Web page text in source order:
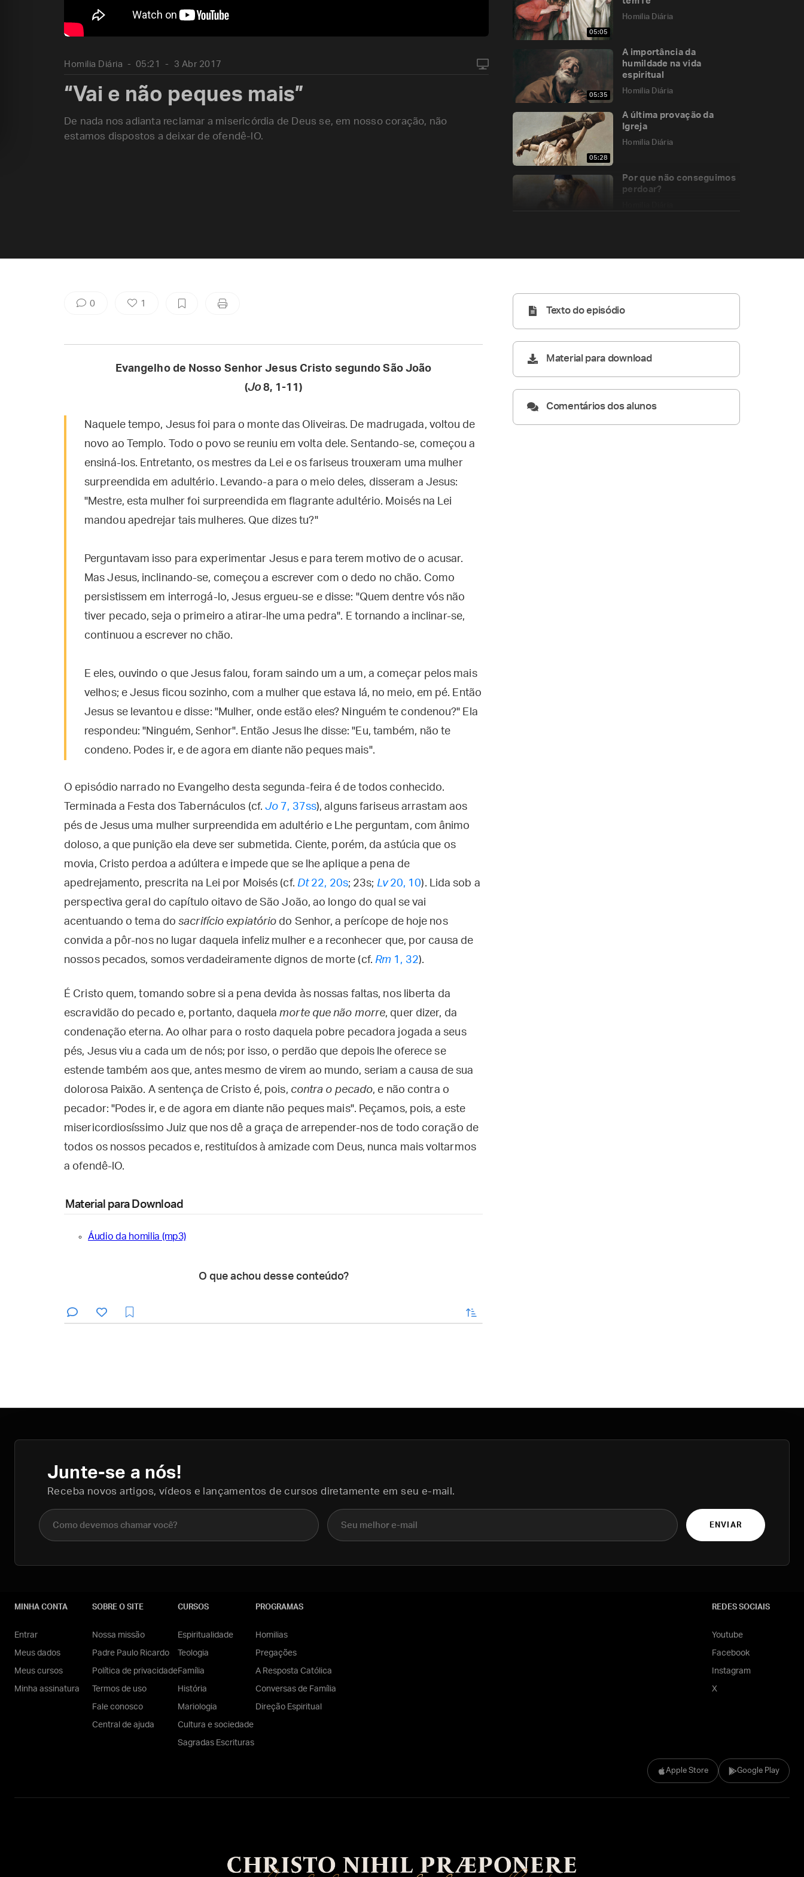
05:05
Homilia Diária
05:35
A importância da
humildade na vida
espiritual
Homilia Diária
05:28
A última provação da
Igreja
Homilia Diária
Por que não conseguimos
perdoar?
Homilia Diária 05:21 3 Abr 2017
“Vai e não peques mais”
De nada nos adianta reclamar a misericórdia de Deus se, em nosso coração, não
estamos dispostos a deixar de ofendê-lO.
0 1
Evangelho de Nosso Senhor Jesus Cristo segundo São João
(Jo8, 1-11)
Naquele tempo, Jesus foi para o monte das Oliveiras. De madrugada, voltou de
novo ao Templo. Todo o povo se reuniu em volta dele. Sentando-se, começou a
ensiná-los. Entretanto, os mestres da Lei e os fariseus trouxeram uma mulher
surpreendida em adultério. Levando-a para o meio deles, disseram a Jesus:
"Mestre, esta mulher foi surpreendida em flagrante adultério. Moisés na Lei
mandou apedrejar tais mulheres. Que dizes tu?"
Perguntavam isso para experimentar Jesus e para terem motivo de o acusar.
Mas Jesus, inclinando-se, começou a escrever com o dedo no chão. Como
persistissem em interrogá-lo, Jesus ergueu-se e disse: "Quem dentre vós não
tiver pecado, seja o primeiro a atirar-lhe uma pedra". E tornando a inclinar-se,
continuou a escrever no chão.
E eles, ouvindo o que Jesus falou, foram saindo um a um, a começar pelos mais
velhos; e Jesus ficou sozinho, com a mulher que estava lá, no meio, em pé. Então
Jesus se levantou e disse: "Mulher, onde estão eles? Ninguém te condenou?" Ela
respondeu: "Ninguém, Senhor". Então Jesus lhe disse: "Eu, também, não te
condeno. Podes ir, e de agora em diante não peques mais".
O episódio narrado no Evangelho desta segunda-feira é de todos conhecido.
Terminada a Festa dos Tabernáculos (cf.Jo 7, 37ss), alguns fariseus arrastam aos
pés de Jesus uma mulher surpreendida em adultério e Lhe perguntam, com ânimo
doloso, a que punição ela deve ser submetida. Ciente, porém, da astúcia que os
movia, Cristo perdoa a adúltera e impede que se lhe aplique a pena de
apedrejamento, prescrita na Lei por Moisés (cf. Dt22, 20s; 23s; Lv20, 10). Lida sob a
perspectiva geral do capítulo oitavo de São João, ao longo do qual se vai
acentuando o tema dosacrifício expiatório do Senhor, a perícope de hoje nos
convida a pôr-nos no lugar daquela infeliz mulher e a reconhecer que, por causa de
nossos pecados, somos verdadeiramente dignos de morte (cf. Rm 1, 32).
É Cristo quem, tomando sobre si a pena devida às nossas faltas, nos liberta da
escravidão do pecado e, portanto, daquelamorte que não morre, quer dizer, da
condenação eterna. Ao olhar para o rosto daquela pobre pecadora jogada a seus
pés, Jesus viu a cada um de nós; por isso, o perdão que depois lhe oferece se
estende também aos que, antes mesmo de virem ao mundo, seriam a causa de sua
dolorosa Paixão. A sentença de Cristo é, pois, contra o pecado, e não contra o
pecador: "Podes ir, e de agora em diante não peques mais". Peçamos, pois, a este
misericordiosíssimo Juiz que nos dê a graça de arrepender-nos de todo coração de
todos os nossos pecados e, restituídos à amizade com Deus, nunca mais voltarmos
a ofendê-lO.
Material para Download
Áudio da homilia (mp3)
O que achou desse conteúdo?
enviar
Texto do episódio
Material para download
Comentários dos alunos
Junte-se a nós!
Receba novos artigos, vídeos e lançamentos de cursos diretamente em seu e-mail.
Nome completo E-mail
ENVIAR
Apple Store Google Play
MINHA CONTA
Entrar
Meus dados
Meus cursos
Minha assinatura
SOBRE O SITE
Nossa missão
Padre Paulo Ricardo
Política de privacidade
Termos de uso
Fale conosco
Central de ajuda
CURSOS
Espiritualidade
Teologia
Família
História
Mariologia
Cultura e sociedade
Sagradas Escrituras
PROGRAMAS
Homilias
Pregações
A Resposta Católica
Conversas de Família
Direção Espiritual
REDES SOCIAIS
Youtube
Facebook
Instagram
X